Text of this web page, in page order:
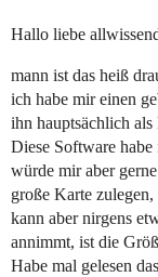
Hallo liebe
mann ist das heiß
ich habe mir einen
ihn hauptsächlich
Diese Software
würde mir aber
große Karte
kann aber nirgens
annimmt, ist die
Habe mal gelesen